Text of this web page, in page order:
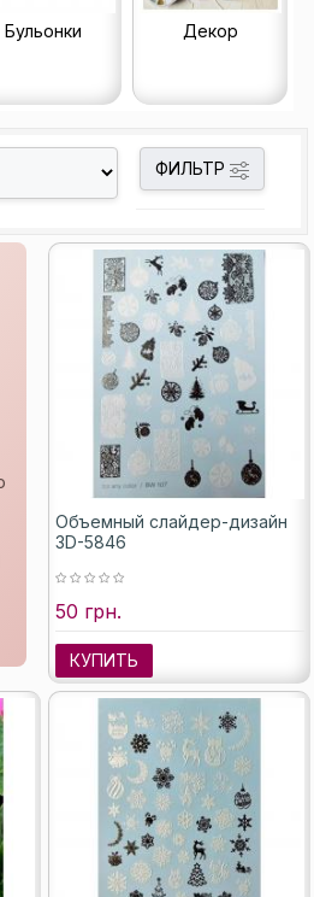
Бульонки Декор
ФИЛЬТР
Объемный слайдер-дизайн
3D-5846
50 грн.
КУПИТЬ